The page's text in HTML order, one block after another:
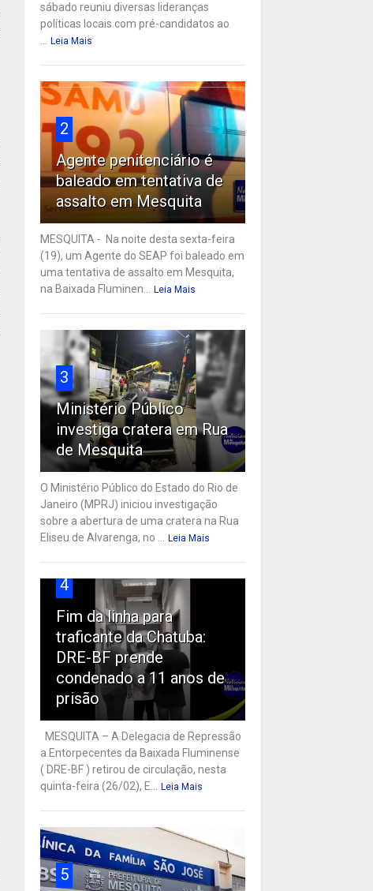
sábado reuniu diversas lideranças
políticas locais com pré-candidatos ao
... Leia Mais
2
Agente penitenciário é
baleado em tentativa de
assalto em Mesquita
MESQUITA - Na noite desta sexta-feira
(19), um Agente do SEAP foi baleado em
uma tentativa de assalto em Mesquita,
na Baixada Fluminen... Leia Mais
3
Ministério Público
investiga cratera em Rua
de Mesquita
O Ministério Público do Estado do Rio de
Janeiro (MPRJ) iniciou investigação
sobre a abertura de uma cratera na Rua
Eliseu de Alvarenga, no ... Leia Mais
4
Fim da linha para
traficante da Chatuba:
DRE-BF prende
condenado a 11 anos de
prisão
MESQUITA – A Delegacia de Repressão
a Entorpecentes da Baixada Fluminense
( DRE-BF ) retirou de circulação, nesta
quinta-feira (26/02), E... Leia Mais
5